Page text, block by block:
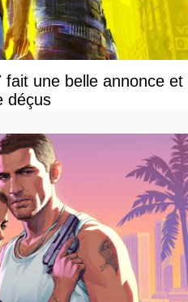
une belle annonce et
déçus